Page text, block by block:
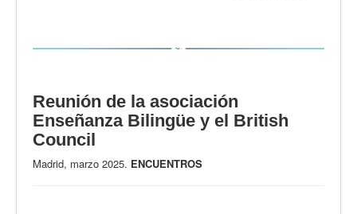
Reunión de la asociación
Enseñanza Bilingüe y el British
Council
Madrid, marzo 2025. ENCUENTROS